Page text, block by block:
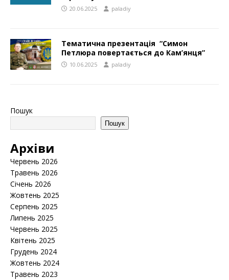
20.06.2025 paladiy
Тематична презентація “Симон
Петлюра повертається до Кам’янця”
10.06.2025 paladiy
Пошук
Пошук
Архіви
Червень 2026
Травень 2026
Січень 2026
Жовтень 2025
Серпень 2025
Липень 2025
Червень 2025
Квітень 2025
Грудень 2024
Жовтень 2024
Травень 2023